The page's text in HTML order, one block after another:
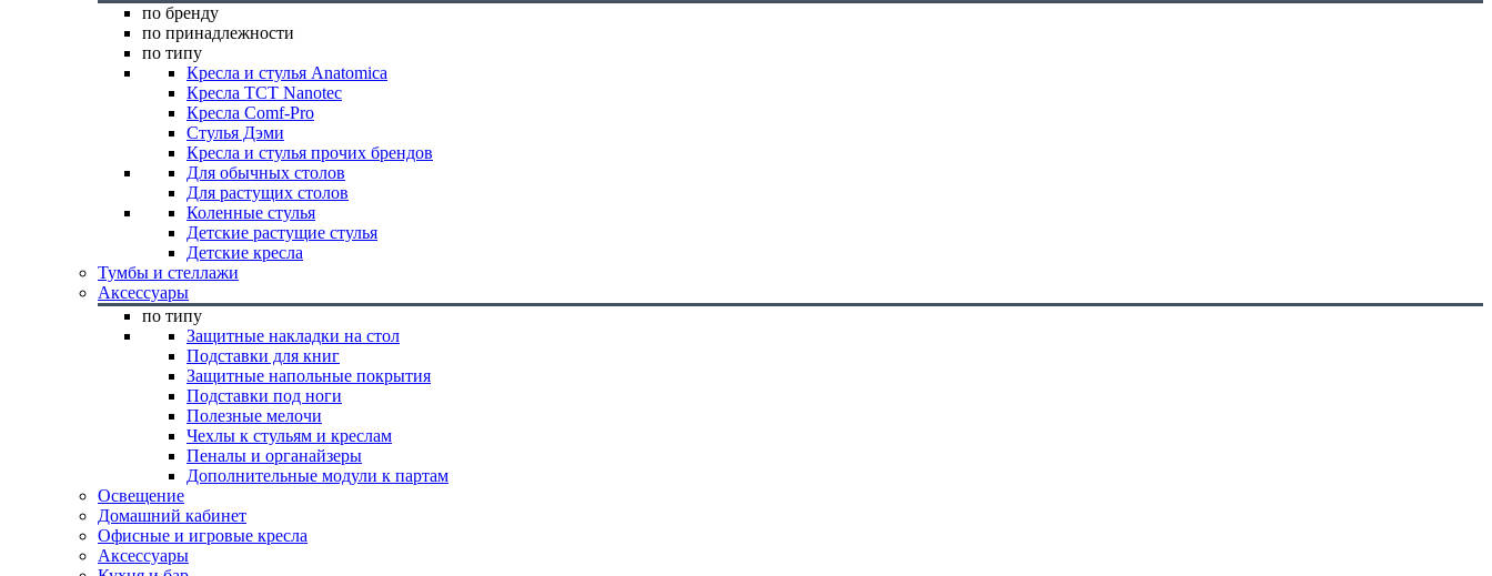
по бренду
по принадлежности
по типу
Кресла и стулья Anatomica
Кресла TCT Nanotec
Кресла Comf-Pro
Стулья Дэми
Кресла и стулья прочих брендов
Для обычных столов
Для растущих столов
Коленные стулья
Детские растущие стулья
Детские кресла
Тумбы и стеллажи
Аксессуары
по типу
Защитные накладки на стол
Подставки для книг
Защитные напольные покрытия
Подставки под ноги
Полезные мелочи
Чехлы к стульям и креслам
Пеналы и органайзеры
Дополнительные модули к партам
Освещение
Домашний кабинет
Офисные и игровые кресла
Аксессуары